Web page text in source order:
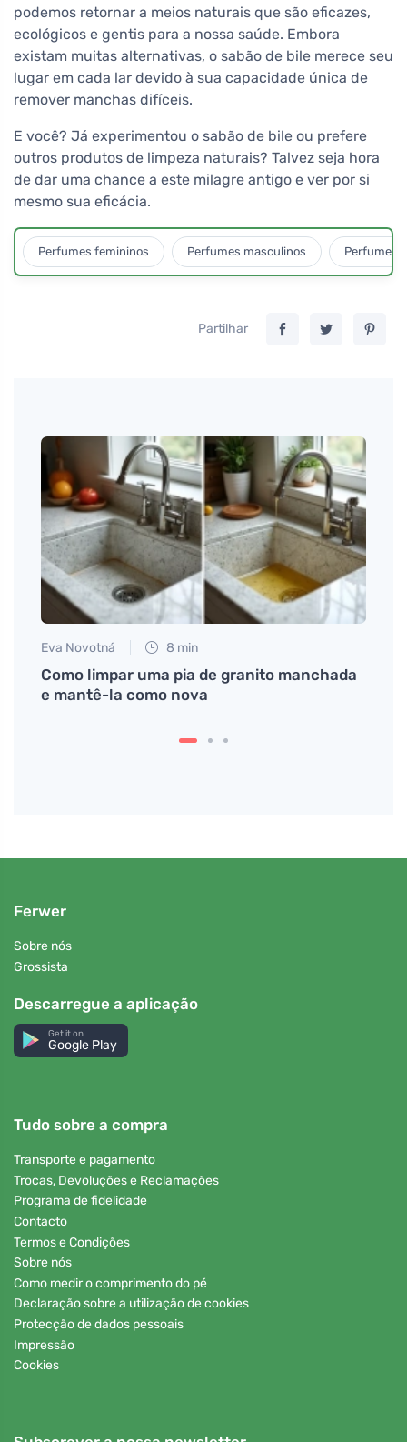
podemos retornar a meios naturais que são eficazes,
ecológicos e gentis para a nossa saúde. Embora
existam muitas alternativas, o sabão de bile merece seu
lugar em cada lar devido à sua capacidade única de
remover manchas difíceis.
E você? Já experimentou o sabão de bile ou prefere
outros produtos de limpeza naturais? Talvez seja hora
de dar uma chance a este milagre antigo e ver por si
mesmo sua eficácia.
Perfumes femininos Perfumes masculinos Perfumes
Partilhar
Eva Novotná 8 min
Como limpar uma pia de granito manchada
e mantê-la como nova
Ferwer
Sobre nós
Grossista
Descarregue a aplicação
Get it on
Google Play
Tudo sobre a compra
Transporte e pagamento
Trocas, Devoluções e Reclamações
Programa de fidelidade
Contacto
Termos e Condições
Sobre nós
Como medir o comprimento do pé
Declaração sobre a utilização de cookies
Protecção de dados pessoais
Impressão
Cookies